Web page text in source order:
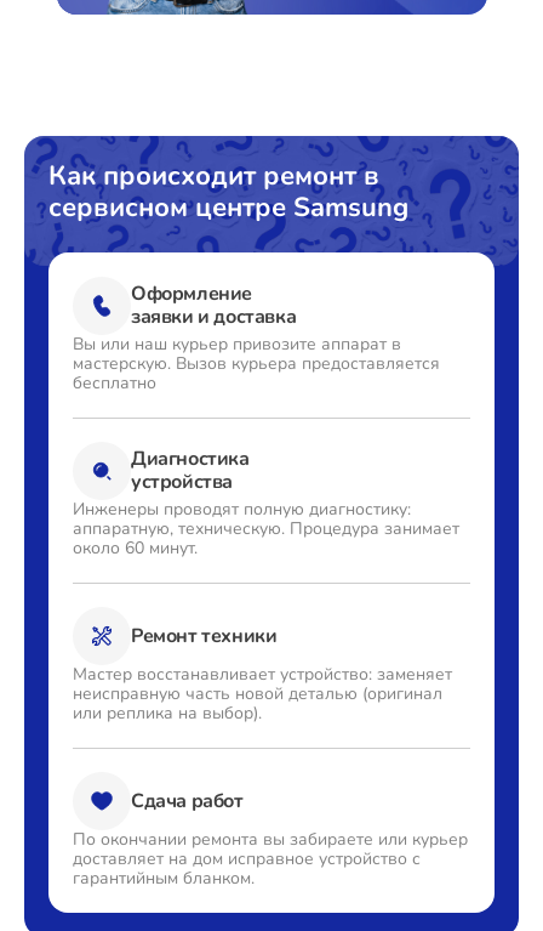
Замена сливного насоса от 1550₽
Замена УБЛ от 1100₽
Замена приводного ремня от 750₽
Как происходит ремонт в
сервисном центре Samsung
Оформление
заявки и доставка
Вы или наш курьер привозите аппарат в
мастерскую. Вызов курьера предоставляется
бесплатно
Диагностика
устройства
Инженеры проводят полную диагностику:
аппаратную, техническую. Процедура занимает
около 60 минут.
Ремонт техники
Мастер восстанавливает устройство: заменяет
неисправную часть новой деталью (оригинал
или реплика на выбор).
Сдача работ
По окончании ремонта вы забираете или курьер
доставляет на дом исправное устройство с
гарантийным бланком.